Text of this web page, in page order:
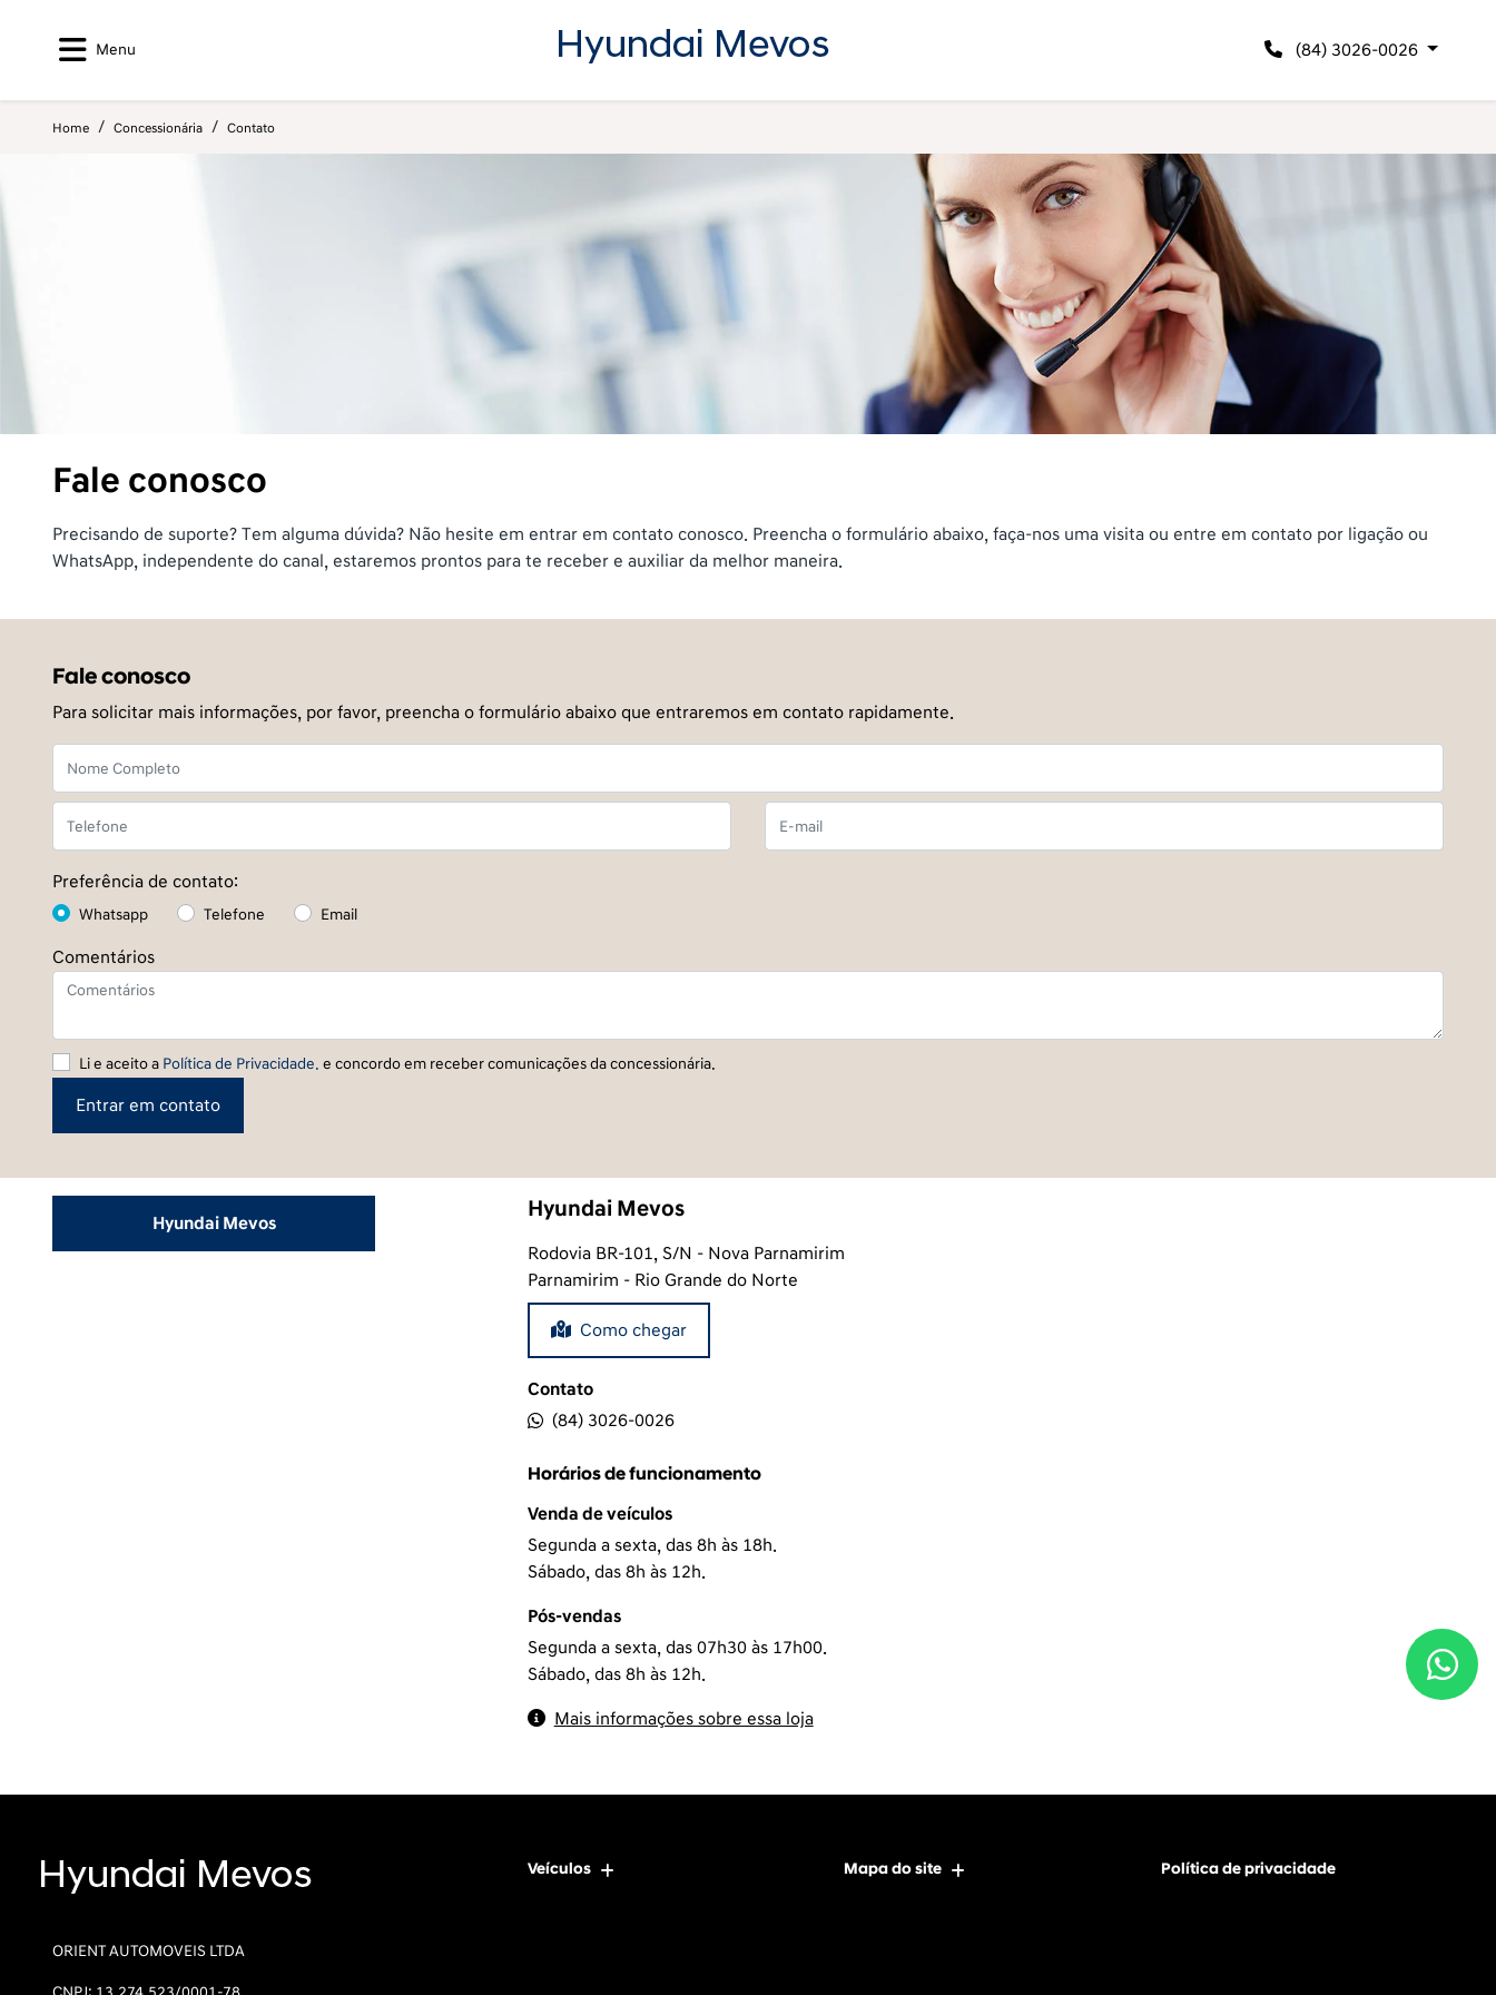
Menu (84) 3026-0026
Home Concessionária Contato
Fale conosco
Precisando de suporte? Tem alguma dúvida? Não hesite em entrar em contato conosco. Preencha o formulário abaixo, faça-nos uma visita ou entre em contato por ligação ou
WhatsApp, independente do canal, estaremos prontos para te receber e auxiliar da melhor maneira.
Fale conosco
Para solicitar mais informações, por favor, preencha o formulário abaixo que entraremos em contato rapidamente.
Preferência de contato:
Whatsapp Telefone Email
Comentários
Li e aceito a Política de Privacidade. e concordo em receber comunicações da concessionária.
Entrar em contato
Hyundai Mevos
Hyundai Mevos
Rodovia BR-101, S/N - Nova Parnamirim
Parnamirim - Rio Grande do Norte
Como chegar
Contato
(84) 3026-0026
Horários de funcionamento
Venda de veículos
Segunda a sexta, das 8h às 18h.
Sábado, das 8h às 12h.
Pós-vendas
Segunda a sexta, das 07h30 às 17h00.
Sábado, das 8h às 12h.
Mais informações sobre essa loja
Veículos Mapa do site Política de privacidade
ORIENT AUTOMOVEIS LTDA